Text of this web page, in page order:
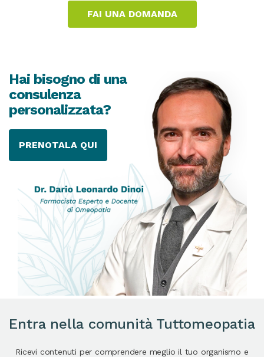
Hai bisogno di una
consulenza
personalizzata?
PRENOTALA QUI
Entra nella comunità Tuttomeopatia
Ricevi contenuti per comprendere meglio il tuo organismo e